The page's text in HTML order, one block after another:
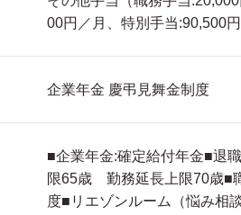
00円／月、特別手当:90,500
企業年金 慶弔見舞金制度
■企業年金:確定給付年金■
限65歳 勤務延長上限70歳■
度■リエゾンルーム（悩み相